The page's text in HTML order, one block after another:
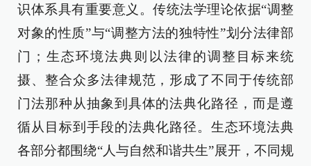
识体系具有重要意义。传统法学理论依据“调整
对象的性质”与“调整方法的独特性”划分法律部
门；生态环境法典则以法律的调整目标来统
摄、整合众多法律规范，形成了不同于传统部
门法那种从抽象到具体的法典化路径，而是遵
循从目标到手段的法典化路径。生态环境法典
各部分都围绕“人与自然和谐共生”展开，不同规